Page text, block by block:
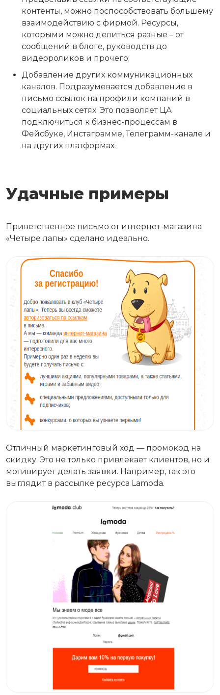
контенты, можно поспособствовать большему
взаимодействию с фирмой. Ресурсы,
которыми можно делиться разные – от
сообщений в блоге, руководств до
видеороликов и прочего;
Добавление других коммуникационных
каналов. Подразумевается добавление в
письмо ссылок на профили компаний в
социальных сетях. Это позволяет ЦА
подключиться к бизнес-процессам в
Фейсбуке, Инстаграмме, Телеграмм-канале и
на других платформах.
Удачные примеры
Приветственное письмо от интернет-магазина
«Четыре лапы» сделано идеально.
Отличный маркетинговый ход — промокод на
скидку. Это не только привлекает клиентов, но и
мотивирует делать заявки. Например, так это
выглядит в рассылке ресурса Lamoda.